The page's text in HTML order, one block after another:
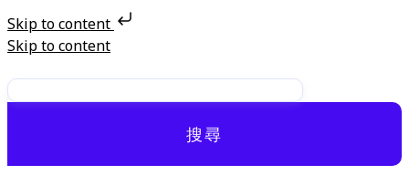
Skip to content
Skip to content
搜尋